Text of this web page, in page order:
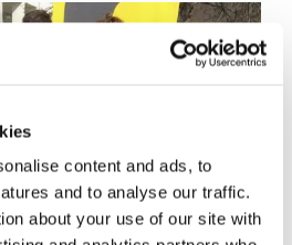
content and ads, to
and to analyse our traffic.
about your use of our site with